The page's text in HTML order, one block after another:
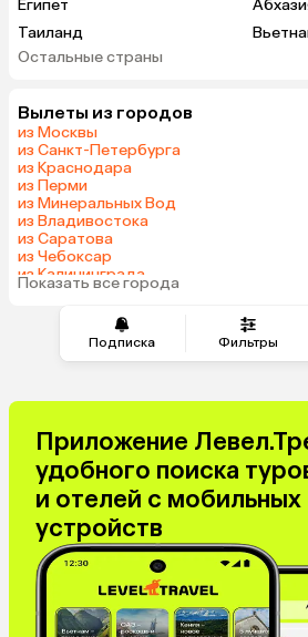
Подписка Фильтры
Египет
Таиланд
ОАЭ
Армения
Казахстан
Узбекистан
Катар
Гонконг
Таджикистан
Остальные страны
Вылеты из городов
из Москвы
из Санкт-Петербурга
из Краснодара
из Перми
из Минеральных Вод
из Владивостока
из Саратова
из Чебоксар
из Калининграда
из Оренбурга
Показать все города
Приложение
удобного поиска
и отелей с мобильных
устройств